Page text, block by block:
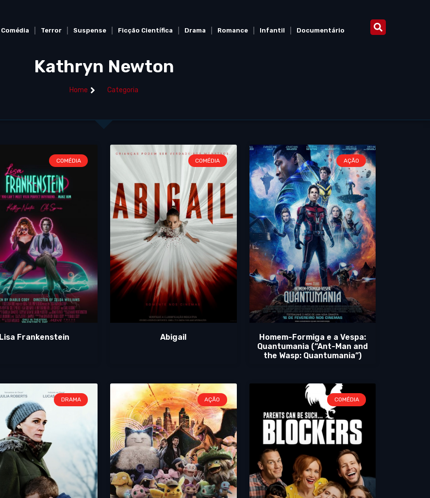
Comédia Terror Suspense Ficção Científica Drama Romance Infantil Documentário
Kathryn Newton
Home Categoria
COMÉDIA
Lisa Frankenstein
COMÉDIA
Abigail
AÇÃO
Homem-Formiga e a Vespa:
Quantumania (“Ant-Man and
the Wasp: Quantumania”)
DRAMA AÇÃO COMÉDIA